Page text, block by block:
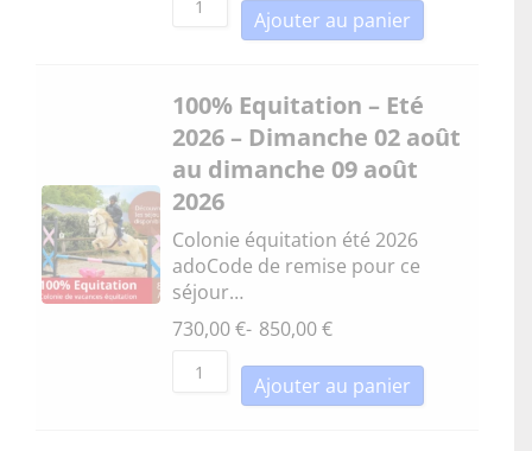
Ajouter au panier
100% Equitation – Eté
2026 – Dimanche 02 août
au dimanche 09 août
2026
Colonie équitation été 2026
adoCode de remise pour ce
séjour…
730,00€- 850,00€
Ajouter au panier